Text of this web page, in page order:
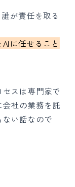
が責任を取る
に任せること
スは専門家で
社の業務を託
い話なので